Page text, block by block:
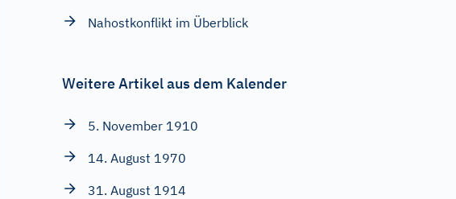
Nahostkonflikt im Überblick
Weitere Artikel aus dem Kalender
5. November 1910
14. August 1970
31. August 1914